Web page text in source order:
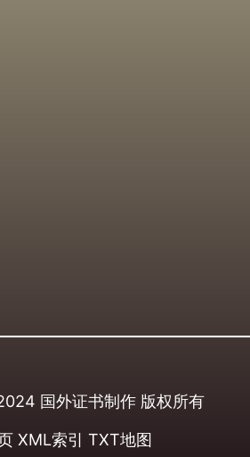
国外证书制作 版权所有
XML索引 TXT地图